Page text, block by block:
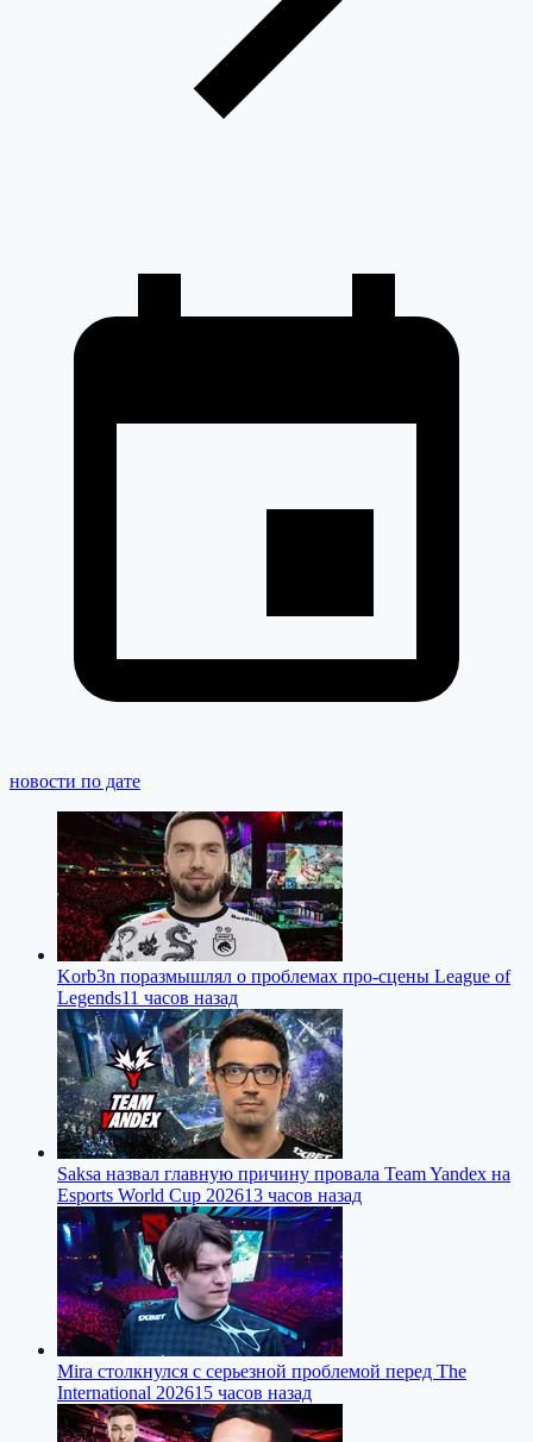
новости по дате
Korb3n поразмышлял о проблемах про-сцены League of
Legends11 часов назад
Saksa назвал главную причину провала Team Yandex на
Esports World Cup 202613 часов назад
Mira столкнулся с серьезной проблемой перед The
International 202615 часов назад